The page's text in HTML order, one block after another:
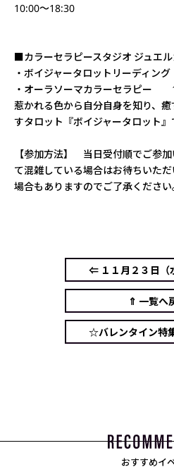
10:00～18:30
■カラーセラピースタジオ ジュエ
・ボイジャータロットリーデ
・オーラソーマカラーセ
惹かれる色から自分自身を知り、
すタロット『ボイジャータロット』
【参加方法】 当日受付順でご参
て混雑している場合はお待ちいた
場合もありますのでご了承ください
⇐ １１月２３日（
⇑ 一覧へ
☆バレンタイン特
おすすめイ